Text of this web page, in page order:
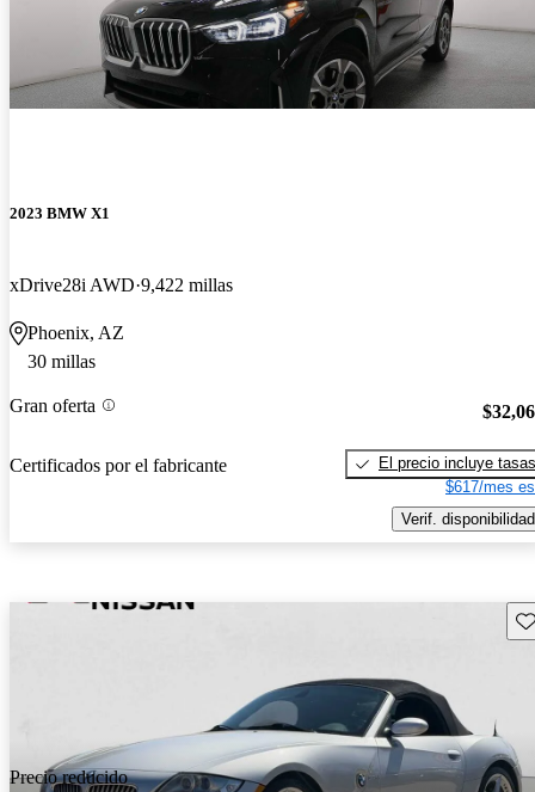
2023 BMW X1
xDrive28i AWD 9,422 millas
Phoenix, AZ
30 millas
Gran oferta
Certificados por el fabricante
El precio incluye tasas
$617/mes
Verif. disponibilidad
Precio reducido